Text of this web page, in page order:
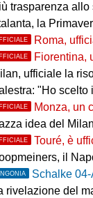
trasparenza allo
la Primavera
Roma, ufficiale
Fiorentina,
ufficiale la
"Ho scelto il
Monza, un
idea del
Touré, è
il
Schalke 04-
rivelazione del